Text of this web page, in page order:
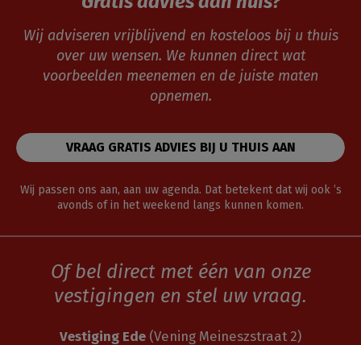
Wij adviseren vrijblijvend en kosteloos bij u thuis
over uw wensen. We kunnen direct wat
voorbeelden meenemen en de juiste maten
opnemen.
VRAAG GRATIS ADVIES BIJ U THUIS AAN
Wij passen ons aan, aan uw agenda. Dat betekent dat wij ook ’s
avonds of in het weekend langs kunnen komen.
Of bel direct met één van onze
vestigingen en stel uw vraag.
Vestiging Ede (Vening Meineszstraat 2)